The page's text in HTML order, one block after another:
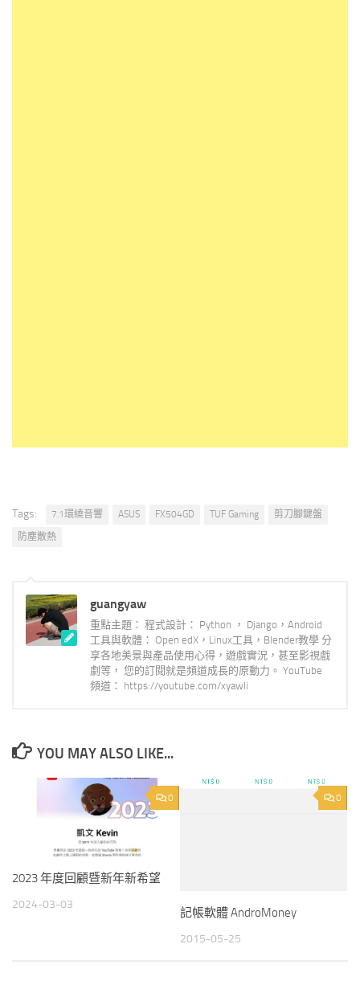
Tags: 7.1環繞音響 ASUS FX504GD TUF Gaming
剪刀腳鍵盤
防塵散熱
guangyaw
重點主題： 程式設計： Python ， Django，Android
工具與軟體： Open edX，Linux工具，Blender教學 分
享各地美景與產品使用心得，遊戲實況，甚至影視戲
劇等， 您的訂閱就是頻道成長的原動力。 YouTube
頻道： https://youtube.com/xyawli
YOU MAY ALSO LIKE...
0
2023 年度回顧暨新年新希望
2024-03-03
0
記帳軟體 AndroMoney
2015-05-25